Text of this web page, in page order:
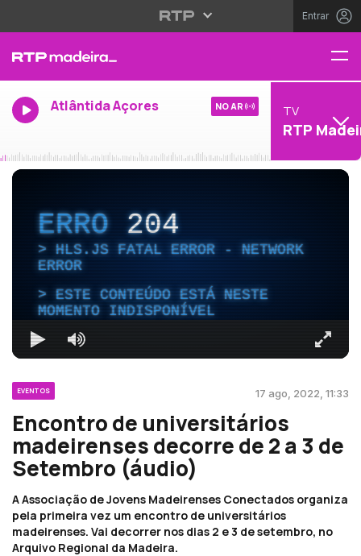
Entrar
Atlântida Açores NO AR TV
RTP
ERRO204
HLS.JS FATAL ERROR - NETWORK
ERROR
ESTE CONTEÚDO ESTÁ NESTE
MOMENTO INDISPONÍVEL
EVENTOS 17 ago, 2022, 11:33
Encontro de universitários
madeirenses decorre de 2 a 3 de
Setembro (áudio)
A Associação de Jovens Madeirenses Conectados organiza
pela primeira vez um encontro de universitários
madeirenses. Vai decorrer nos dias 2 e 3 de setembro, no
Arquivo Regional da Madeira.